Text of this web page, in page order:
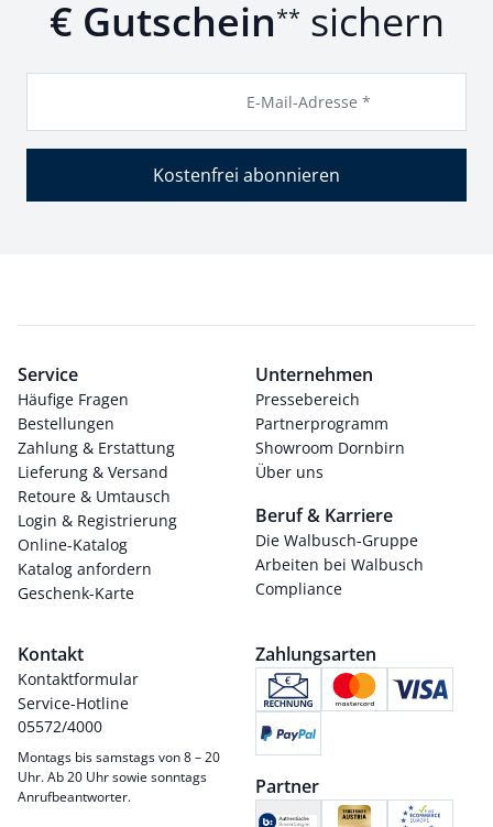
€ Gutschein** sichern
E-Mail-Adresse *
Kostenfrei abonnieren
Service
Häufige Fragen
Bestellungen
Zahlung & Erstattung
Lieferung & Versand
Retoure & Umtausch
Login & Registrierung
Online-Katalog
Katalog anfordern
Geschenk-Karte
Unternehmen
Pressebereich
Partnerprogramm
Showroom Dornbirn
Über uns
Beruf & Karriere
Die Walbusch-Gruppe
Arbeiten bei Walbusch
Compliance
Kontakt
Kontaktformular
Service-Hotline
05572/4000
Montags bis samstags von 8 – 20
Uhr. Ab 20 Uhr sowie sonntags
Anrufbeantworter.
Zahlungsarten
Partner